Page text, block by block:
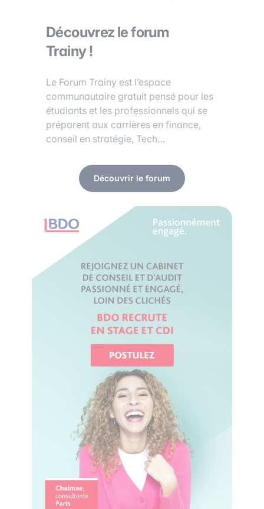
Découvrez le forum
Trainy !
Le Forum Trainy est l’espace
communautaire gratuit pensé pour les
étudiants et les professionnels qui se
préparent aux carrières en finance,
conseil en stratégie, Tech…
Découvrir le forum